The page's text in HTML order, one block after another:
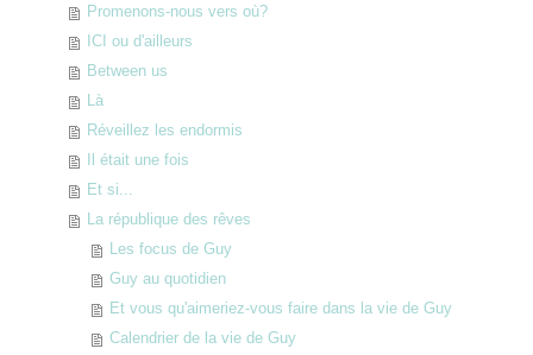
Promenons-nous vers où?
ICI ou d'ailleurs
Between us
Là
Réveillez les endormis
Il était une fois
Et si...
La république des rêves
Les focus de Guy
Guy au quotidien
Et vous qu'aimeriez-vous faire dans la vie de Guy
Calendrier de la vie de Guy